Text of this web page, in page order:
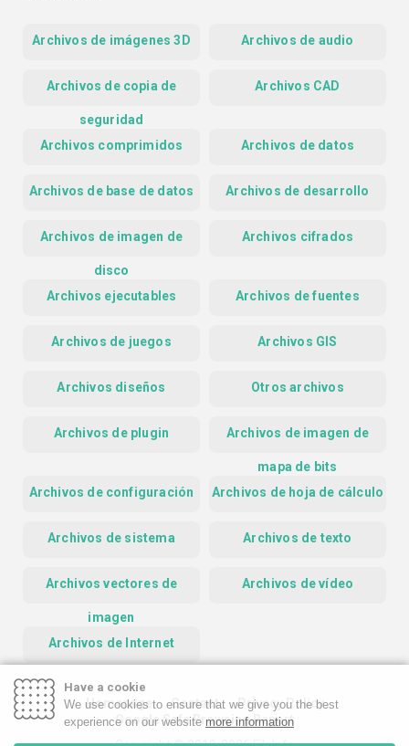
Archivos de imágenes 3D Archivos de audio
Archivos de copia de
seguridad
Archivos CAD
Archivos comprimidos Archivos de datos
Archivos de base de datos Archivos de desarrollo
Archivos de imagen de
disco
Archivos cifrados
Archivos ejecutables Archivos de fuentes
Archivos de juegos Archivos GIS
Archivos diseños Otros archivos
Archivos de plugin Archivos de imagen de
mapa de bits
Archivos de configuración
Archivos de hoja de cálculo
Archivos de sistema Archivos de texto
Archivos vectores de
imagen
Archivos de vídeo
Archivos de Internet
Homepage Contact
Privacy Policy
Google Safe Browsing Report
Have a cookie
We use cookies to ensure that we give you the best
experience on our website more information